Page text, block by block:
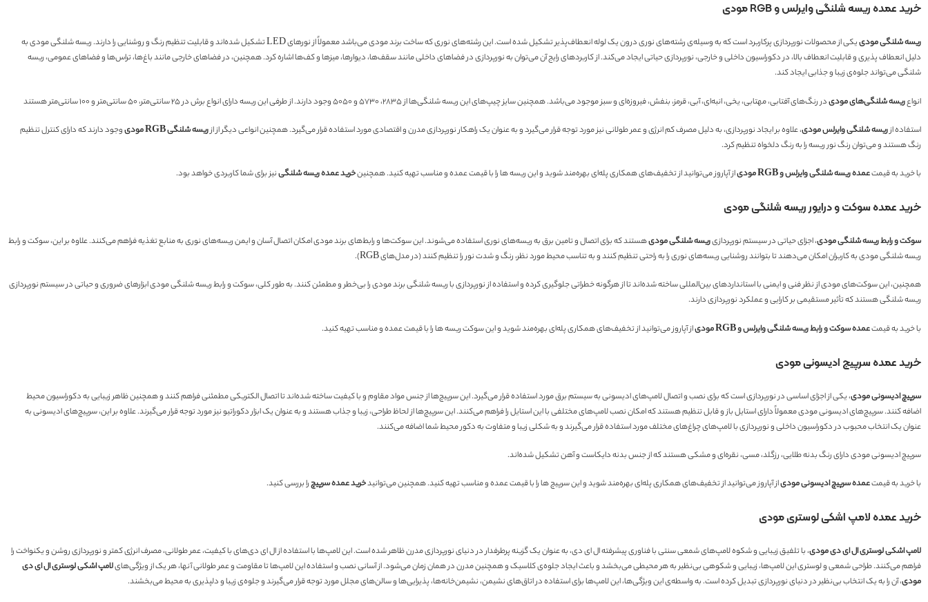
خرید عمده ریسه شلنگی وایرلس و RGB مودی
ریسه شلنگی مودی
یکی از محصولات نورپردازی پرکاربرد است که به وسیله‌ی رشته‌های نوری درون یک لوله انعطاف‌پذیر تشکیل شده است. این رشته‌های نوری که ساخت برند مودی می‌باشد معمولاً از نورهای LED تشکیل شده‌اند و قابلیت تنظیم رنگ و روشنایی را دارند. ریسه شلنگی مودی به
دلیل انعطاف پذیری و قابلیت انعطاف بالا، در دکوراسیون داخلی و خارجی، نورپردازی حیاتی ایجاد می‌کند. از کاربردهای رایج آن می‌توان به نورپردازی در فضاهای داخلی مانند سقف‌ها، دیوارها، میزها و کف‌ها اشاره کرد. همچنین، در فضاهای خارجی مانند باغ‌ها، تراس‌ها و فضاهای عمومی، ریسه
شلنگی می‌تواند جلوه‌ی زیبا و جذابی ایجاد کند.
انواعریسه شلنگی‌های مودیدر رنگ‌های آفتابی، مهتابی، یخی، انبه‌ای، آبی، قرمز، بنفش، فیروزه‌ای و سبز موجود می‌باشد. همچنین سایز چیپ‌های این ریسه شلنگی‌ها از ۲۸۳۵، ۵۷۳۰ و ۵۰۵۰ وجود دارند. از طرفی این ریسه دارای انواع برش در ۲۵ سانتی‌متر، ۵۰ سانتی‌متر و ۱۰۰ سانتی‌متر هستند
استفاده ازریسه شلنگی وایرلس مودی، علاوه بر ایجاد نورپردازی، به دلیل مصرف کم انرژی و عمر طولانی نیز مورد توجه قرار می‌گیرد و به عنوان یک راهکار نورپردازی مدرن و اقتصادی مورد استفاده قرار می‌گیرد. همچنین انواعی دیگر از ازریسه شلنگی RGB مودی
وجود دارند که دارای کنترل تنظیم
رنگ هستند و می‌توان رنگ نور ریسه را به رنگ دلخواه تنظیم کرد.
با خرید به قیمتعمده ریسه شلنگی وایرلس و RGB مودی از آپاروز می‌توانید از تخفیف‌های همکاری پله‌ای بهره‌مند شوید و این ریسه ها را با قیمت عمده و مناسب تهیه کنید. همچنینخرید عمده ریسه شلنگینیز برای شما کاربردی خواهد بود.
خرید عمده سوکت و درایور ریسه شلنگی مودی
سوکت و رابط ریسه شلنگی مودی، اجزای حیاتی در سیستم نورپردازیریسه شلنگی مودیهستند که برای اتصال و تامین برق به ریسه‌های نوری استفاده می‌شوند. این سوکت‌ها و رابط‌های برند مودی امکان اتصال آسان و ایمن ریسه‌های نوری به منابع تغذیه فراهم می‌کنند. علاوه بر این، سوکت و رابط
ریسه شلنگی مودی به کاربران امکان می‌دهند تا بتوانند روشنایی ریسه‌های نوری را به راحتی تنظیم کنند و به تناسب محیط مورد نظر، رنگ و شدت نور را تنظیم کنند (در مدل‌های RGB).
همچنین، این سوکت‌های مودی از نظر فنی و ایمنی با استانداردهای بین‌المللی ساخته شده‌اند تا از هرگونه خطراتی جلوگیری کرده و استفاده از نورپردازی با ریسه شلنگی برند مودی را بی‌خطر و مطمئن کنند. به طور کلی، سوکت و رابط ریسه شلنگی مودی ابزارهای ضروری و حیاتی در سیستم نورپردازی
ریسه شلنگی هستند که تأثیر مستقیمی بر کارایی و عملکرد نورپردازی دارند.
با خرید به قیمتعمده سوکت و رابط ریسه شلنگی وایرلس و RGB مودی از آپاروز می‌توانید از تخفیف‌های همکاری پله‌ای بهره‌مند شوید و این سوکت ریسه ها را با قیمت عمده و مناسب تهیه کنید.
خرید عمده سرپیچ ادیسونی مودی
سرپیچ ادیسونی مودی، یکی از اجزای اساسی در نورپردازی است که برای نصب و اتصال لامپ‌های ادیسونی به سیستم برق مورد استفاده قرار می‌گیرد. این سرپیچ‌ها از جنس مواد مقاوم و با کیفیت ساخته شده‌اند تا اتصال الکتریکی مطمئنی فراهم کنند و همچنین ظاهر زیبایی به دکوراسیون محیط
اضافه کنند. سرپیچ‌های ادیسونی مودی معمولاً دارای استایل باز و قابل تنظیم هستند که امکان نصب لامپ‌های مختلفی با این استایل را فراهم می‌کنند. این سرپیچ‌ها از لحاظ طراحی، زیبا و جذاب هستند و به عنوان یک ابزار دکوراتیو نیز مورد توجه قرار می‌گیرند. علاوه بر این، سرپیچ‌های ادیسونی به
عنوان یک انتخاب محبوب در دکوراسیون داخلی و نورپردازی با لامپ‌های چراغ‌های مختلف مورد استفاده قرار می‌گیرند و به شکلی زیبا و متفاوت به دکور محیط شما اضافه می‌کنند.
سرپیچ ادیسونی مودی دارای رنگ بدنه طلایی، رزگلد، مسی، نقره‌ای و مشکی هستند که از جنس بدنه دایکاست و آهن تشکیل شده‌اند.
با خرید به قیمتعمده سرپیچ ادیسونی مودیاز آپاروز می‌توانید از تخفیف‌های همکاری پله‌ای بهره‌مند شوید و این سرپیچ ها را با قیمت عمده و مناسب تهیه کنید. همچنین می‌توانیدخرید عمده سرپیچرا بررسی کنید.
خرید عمده لامپ اشکی لوستری مودی
لامپ اشکی لوستری ال ای دی مودی، با تلفیق زیبایی و شکوه لامپ‌های شمعی سنتی با فناوری پیشرفته ال ای دی، به عنوان یک گزینه پرطرفدار در دنیای نورپردازی مدرن ظاهر شده است. این لامپ‌ها با استفاده از ال ای دی‌های با کیفیت، عمر طولانی، مصرف انرژی کمتر و نورپردازی روشن و یکنواخت را
فراهم می‌کنند. طراحی شمعی و لوستری این لامپ‌ها، زیبایی و شکوهی بی‌نظیر به هر محیطی می‌بخشد و باعث ایجاد جلوه‌ی کلاسیک و همچنین مدرن در همان زمان می‌شود. از آسانی نصب و استفاده این لامپ‌ها تا مقاومت و عمر طولانی آنها، هر یک از ویژگی‌هایلامپ اشکی لوستری ال ای دی
مودی، آن را به یک انتخاب بی‌نظیر در دنیای نورپردازی تبدیل کرده است. به واسطه‌ی این ویژگی‌ها، این لامپ‌ها برای استفاده در اتاق‌های نشیمن، نشیمن‌خانه‌ها، پذیرایی‌ها و سالن‌های مجلل مورد توجه قرار می‌گیرند و جلوه‌ی زیبا و دلپذیری به محیط می‌بخشند.